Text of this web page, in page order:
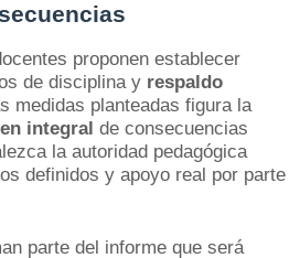
proponen establecer
de disciplina y respaldo
medidas planteadas figura la
integral de consecuencias
la autoridad pedagógica
definidos y apoyo real por parte
parte del informe que será